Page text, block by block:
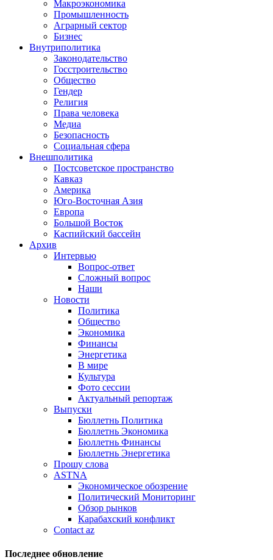
Макроэкономика
Промышленность
Аграрный сектор
Бизнес
Внутриполитика
Законодательство
Госстроительство
Общество
Гендер
Религия
Права человека
Медиа
Безопасность
Социальная сфера
Внешполитика
Постсоветское пространство
Кавказ
Америка
Юго-Восточная Азия
Европа
Большой Восток
Каспийский бассейн
Архив
Интервью
Вопрос-ответ
Сложный вопрос
Наши
Новости
Политика
Общество
Экономика
Финансы
Энергетика
В мире
Культура
Фото сессии
Актуальный репортаж
Выпуски
Бюллетнь Политика
Бюллетнь Экономика
Бюллетнь Финансы
Бюллетнь Энергетика
Прошу слова
ASTNA
Экономическое обозрение
Политический Мониторинг
Обзор рынков
Карабахский конфликт
Contact az
Последнее обновление